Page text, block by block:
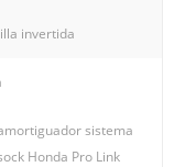
invertida
sistema
Honda Pro Link